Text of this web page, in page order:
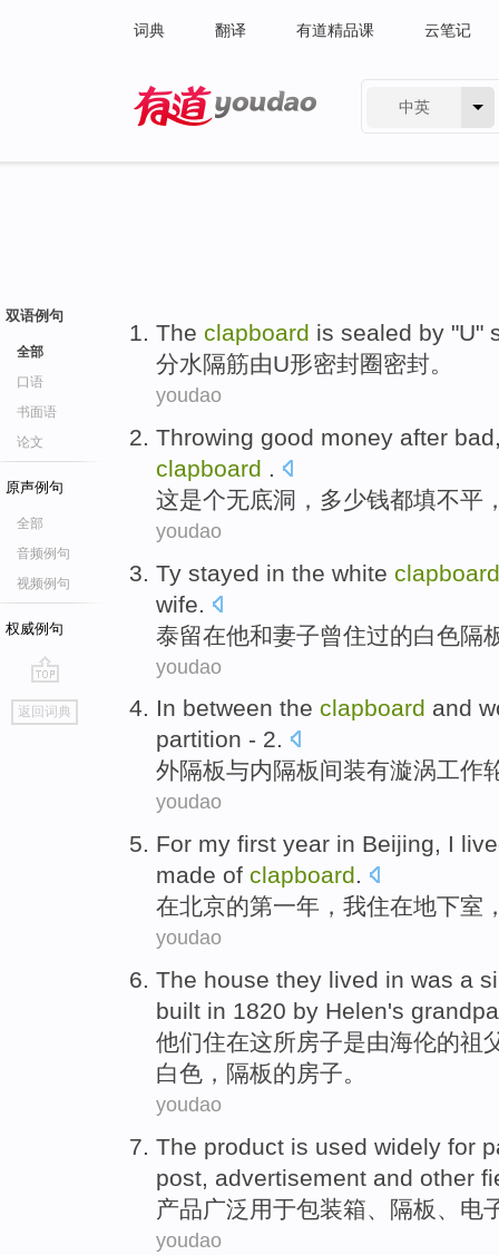
词典 翻译 有道精品课 云笔记
中英
双语例句
全部
口语
书面语
论文
原声例句
全部
音频例句
视频例句
权威例句
go
top
返回词典
The clapboard is sealed by "U"
分水隔筋由U形密封圈密封。
youdao
Throwing good money after
clapboard .
这是个无底洞 ，多少钱都填不平
youdao
Ty stayed in the white clapboard
wife
泰留在他和妻子曾住过的白色隔
youdao
In between the clapboard and
partition - 2.
外隔板与内隔板间装有漩涡工作
youdao
For my first year in Beijing, I
made of clapboard.
在北京的第一年 ， 我住在地下室
youdao
The house they lived in was a
built in 1820 by Helen's
他们住在这所房子是由海伦的祖
白色 ， 隔板的房子。
youdao
The product is used widely for
post, advertisement and other
产品广泛 用于包装箱、 隔板、 电
youdao